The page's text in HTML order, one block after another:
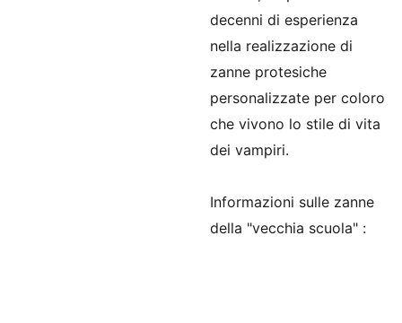
decenni di esperienza
nella realizzazione di
zanne protesiche
personalizzate per coloro
che vivono lo stile di vita
dei vampiri.
Informazioni sulle zanne
della "vecchia scuola" :